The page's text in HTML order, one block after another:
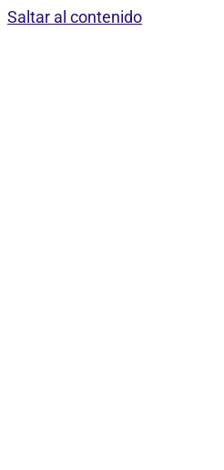
Saltar al contenido